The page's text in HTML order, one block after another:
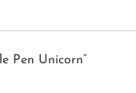
Pen Unicorn“